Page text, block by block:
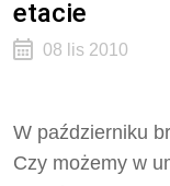
etacie
08 lis 2010
W październiku
Czy możemy w